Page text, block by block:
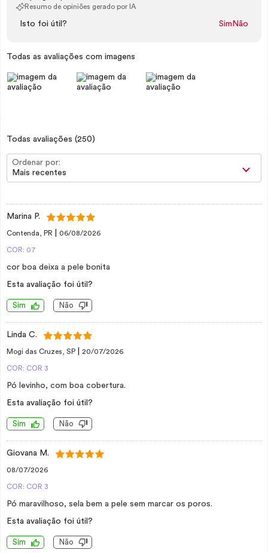
Resumo de opiniões gerado por IA
Isto foi útil? Sim Não
Todas as avaliações com imagens
Todas avaliações (250)
Ordenar por:
Mais recentes
Marina P.
Contenda, PR 06/08/2026
COR: 07
cor boa deixa a pele bonita
Esta avaliação foi útil?
Sim Não
Linda C.
Mogi das Cruzes, SP 20/07/2026
COR: COR 3
Pó levinho, com boa cobertura.
Esta avaliação foi útil?
Sim Não
Giovana M.
08/07/2026
COR: COR 3
Pó maravilhoso, sela bem a pele sem marcar os poros.
Esta avaliação foi útil?
Sim Não